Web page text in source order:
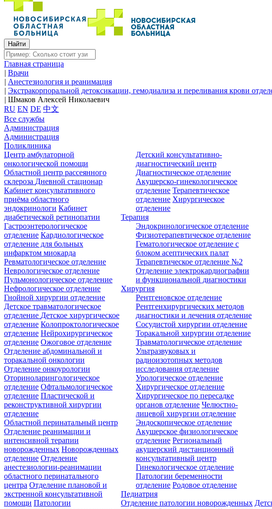
Главная страница
| Врачи
| Анестезиология и реанимация
| Экстракорпоральной детоксикации, гемодиализа и переливания крови
| Шмаков Алексей Николаевич
RU EN DE 中文
Все службы
Администрация
Администрация
Поликлиника
Центр амбулаторной
онкологической помощи
Областной центр рассеянного
склероза Дневной стационар
Кабинет консультативного
приёма областного
эндокринологи Кабинет
диабетической ретинопатии
Детский консультативно-
диагностический центр
Диагностическое отделение
Акушерско-гинекологическое
отделение Терапевтическое
отделение Хирургическое
отделение
Терапия
Гастроэнтерологическое
отделение Кардиологическое
отделение для больных
инфарктом миокарда
Ревматологическое отделение
Неврологическое отделение
Пульмонологическое отделение
Нефрологическое отделение
Эндокринологическое отделение
Физиотерапевтическое отделение
Гематологическое отделение с
блоком асептических палат
Терапевтическое отделение №2
Отделение электрокардиографии
и функциональной диагностики
Хирургия
Гнойной хирургии отделение
Детское травматологическое
отделение Детское хирургическое
отделение Колопроктологическое
отделение Нейрохирургическое
отделение Ожоговое отделение
Отделение абдоминальной и
торакальной онкологии
Отделение онкоурологии
Оториноларингологическое
отделение Офтальмологическое
отделение Пластической и
реконструктивной хирургии
отделение
Рентгеновское отделение
Рентгенхирургических методов
диагностики и лечения отделение
Сосудистой хирургии отделение
Торакальной хирургии отделение
Травматологическое отделение
Ультразвуковых и
радиоизотопных методов
исследования отделение
Урологическое отделение
Хирургическое отделение
Хирургическое по пересадке
органов отделение Челюстно-
лицевой хирургии отделение
Эндоскопическое отделение
Областной перинатальный центр
Отделение реанимации и
интенсивной терапии
новорожденных Новорожденных
отделение Отделение
анестезиологии-реанимации
областного перинатального
центра Отделение плановой и
экстренной консультативной
помощи Патологии
Акушерское физиологическое
отделение Региональный
акушерский дистанционный
консультативный центр
Гинекологическое отделение
Патологии беременности
отделение Родовое отделение
Педиатрия
Отделение патологии новорожденных